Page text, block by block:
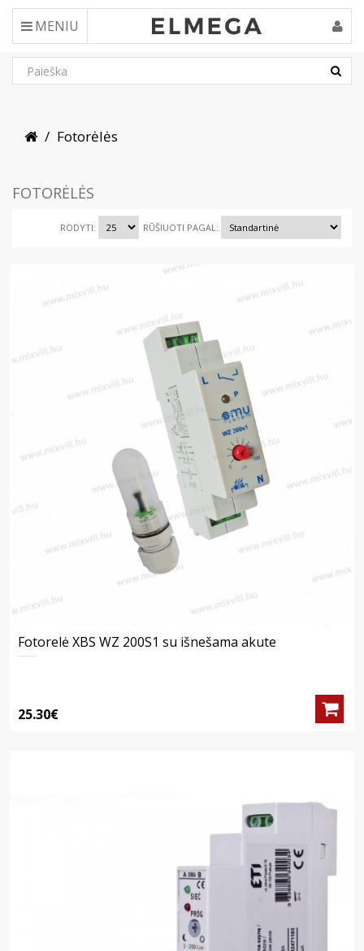
MENIU
Fotorėlės
FOTORĖLĖS
RŪŠIUOTI PAGAL:
RODYTI:
Fotorelė XBS WZ 200S1 su išnešama akute
25.30€